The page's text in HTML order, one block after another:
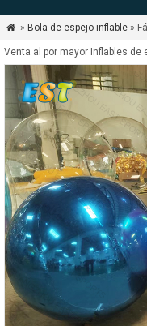
 » Bola de espejo inflable»
Venta al por mayor Inflables de